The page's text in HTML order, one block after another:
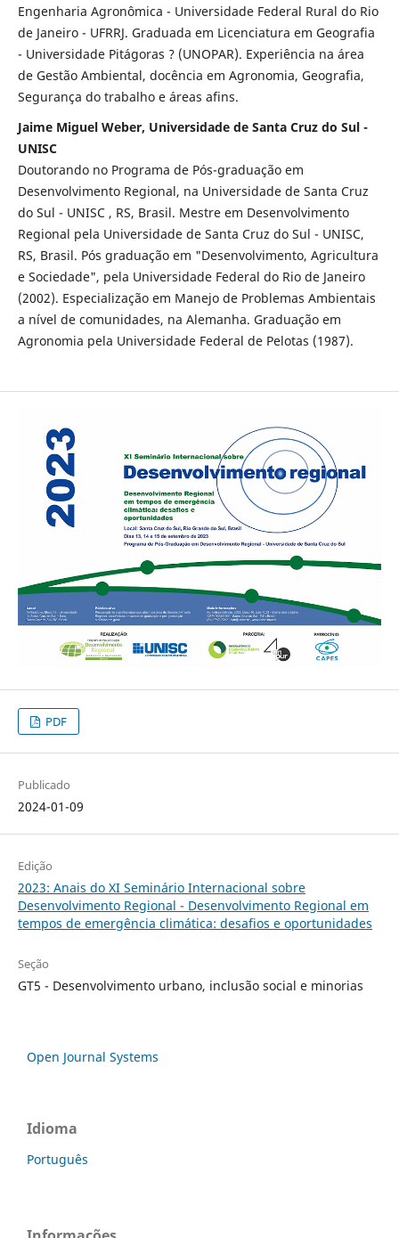
Engenharia Agronômica - Universidade Federal Rural do Rio
de Janeiro - UFRRJ. Graduada em Licenciatura em Geografia
- Universidade Pitágoras ? (UNOPAR). Experiência na área
de Gestão Ambiental, docência em Agronomia, Geografia,
Segurança do trabalho e áreas afins.
Jaime Miguel Weber, Universidade de Santa Cruz do Sul -
UNISC
Doutorando no Programa de Pós-graduação em
Desenvolvimento Regional, na Universidade de Santa Cruz
do Sul - UNISC , RS, Brasil. Mestre em Desenvolvimento
Regional pela Universidade de Santa Cruz do Sul - UNISC,
RS, Brasil. Pós graduação em "Desenvolvimento, Agricultura
e Sociedade", pela Universidade Federal do Rio de Janeiro
(2002). Especialização em Manejo de Problemas Ambientais
a nível de comunidades, na Alemanha. Graduação em
Agronomia pela Universidade Federal de Pelotas (1987).
PDF
Publicado
2024-01-09
Edição
2023: Anais do XI Seminário Internacional sobre
Desenvolvimento Regional - Desenvolvimento Regional em
tempos de emergência climática: desafios e oportunidades
Seção
GT5 - Desenvolvimento urbano, inclusão social e minorias
Open Journal Systems
Idioma
Português